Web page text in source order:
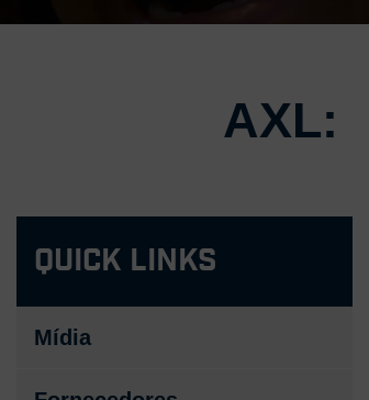
AXL:
Quick Links
Mídia